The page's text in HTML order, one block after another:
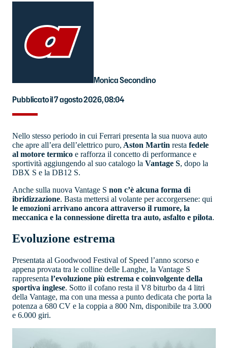
Monica Secondino
Pubblicato il 7 agosto 2026, 08:04
Nello stesso periodo in cui Ferrari presenta la sua nuova auto
che apre all’era dell’elettrico puro, Aston Martin resta fedele
al motore termico e rafforza il concetto di performance e
sportività aggiungendo al suo catalogo la Vantage S, dopo la
DBX S e la DB12 S.
Anche sulla nuova Vantage S non c’è alcuna forma di
ibridizzazione. Basta mettersi al volante per accorgersene: qui
le emozioni arrivano ancora attraverso il rumore, la
meccanica e la connessione diretta tra auto, asfalto e pilota.
Evoluzione estrema
Presentata al Goodwood Festival of Speed l’anno scorso e
appena provata tra le colline delle Langhe, la Vantage S
rappresenta l’evoluzione più estrema e coinvolgente della
sportiva inglese. Sotto il cofano resta il V8 biturbo da 4 litri
della Vantage, ma con una messa a punto dedicata che porta la
potenza a 680 CV e la coppia a 800 Nm, disponibile tra 3.000
e 6.000 giri.